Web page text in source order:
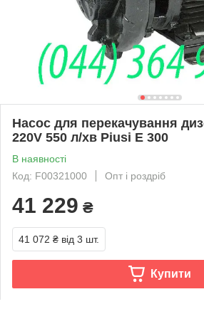
Насос для перекачування
220V 550 л/хв Piusi E 300
В наявності
Код: F00321000
Опт і роздріб
41 229 ₴
41 072 ₴ від 3 шт.
Купити